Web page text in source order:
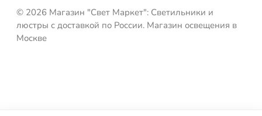
© 2026 Магазин "Свет Маркет": Светильники и
люстры с доставкой по России. Магазин освещения в
Москве